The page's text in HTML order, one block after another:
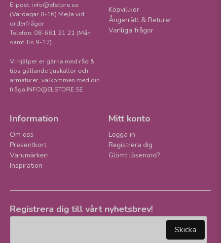
E-post: info@elstore.se
(Vardagar 8-16) Mejla vid
orderfrågor
Telefon: 08-661 21 21 (Mån
samt Tis 9-12)
Vi hjälper er gärna med råd &
tips gällande ljuskällor och
armaturer, välkommen med din
fråga INFO@ELSTORE.SE
Köpvillkor
Ångerrätt & Returer
Vanliga frågor
Information
Om oss
Presentkort
Varumärken
Inspiration
Mitt konto
Logga in
Registrera dig
Glömt lösenord?
Registrera dig till vårt nyhetsbrev!
Skicka